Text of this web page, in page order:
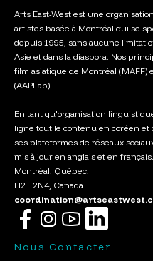
Arts East-West est une
artistes basée à Montréal qui se
depuis 1995, sans aucune
Asie et dans la diaspora. Nos
film asiatique de Montréal (MAFF)
(AAPLab).
En tant qu'organisation
ligne tout le contenu en coréen
ses plateformes de réseaux
mis à jour en anglais et en français.
Montréal, Québec,
H2T 2N4, Canada
Nous Contacter